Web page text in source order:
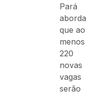
Pará
aborda
que ao
menos
220
novas
vagas
serão